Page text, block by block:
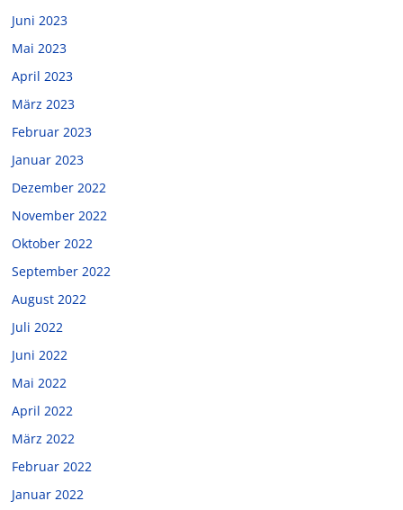
Juni 2023
Mai 2023
April 2023
März 2023
Februar 2023
Januar 2023
Dezember 2022
November 2022
Oktober 2022
September 2022
August 2022
Juli 2022
Juni 2022
Mai 2022
April 2022
März 2022
Februar 2022
Januar 2022